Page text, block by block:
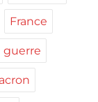
France
guerre